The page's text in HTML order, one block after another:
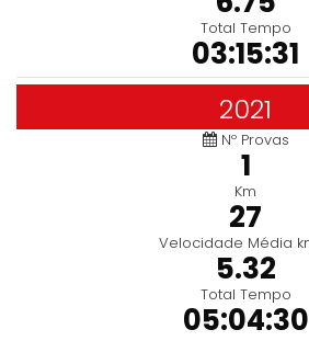
Total Tempo
03:15:31
2021
Nº Provas
1
Km
27
Velocidade Média
5.32
Total Tempo
05:04:30